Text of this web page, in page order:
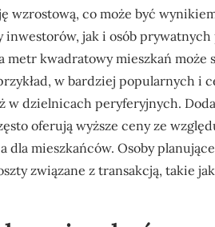
co może być
jak i osób
metr kwadratowy mieszkań może
w bardziej popularnych i
w dzielnicach peryferyjnych.
oferują wyższe ceny ze
mieszkańców. Osoby
związane z transakcją, takie